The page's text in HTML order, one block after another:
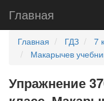
Главная
Главная ГДЗ 7
Макарычев
Упражнение